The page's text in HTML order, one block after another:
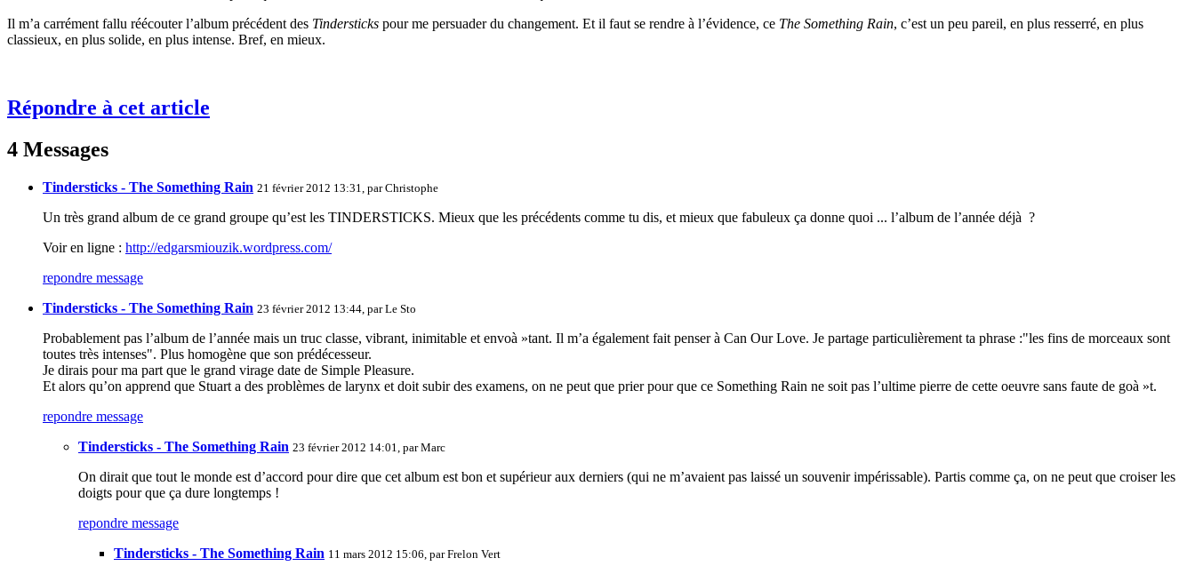
Il m’a carrément fallu réécouter l’album précédent des Tindersticks pour me persuader du changement. Et il faut se rendre à l’évidence, ce The Something Rain, c’est un peu pareil, en plus resserré, en plus
classieux, en plus solide, en plus intense. Bref, en mieux.
Répondre à cet article
4 Messages
Tindersticks - The Something Rain 21 février 2012 13:31, parChristophe
Un très grand album de ce grand groupe qu’est les TINDERSTICKS. Mieux que les précédents comme tu dis, et mieux que fabuleux ça donne quoi ... l’album de l’année déjà ?
Voir en ligne : http://edgarsmiouzik.wordpress.com/
repondre message
Tindersticks - The Something Rain 23 février 2012 13:44, parLe Sto
Probablement pas l’album de l’année mais un truc classe, vibrant, inimitable et envoà »tant. Il m’a également fait penser à Can Our Love. Je partage particulièrement ta phrase :"les fins de morceaux sont
toutes très intenses". Plus homogène que son prédécesseur.
Je dirais pour ma part que le grand virage date de Simple Pleasure.
Et alors qu’on apprend que Stuart a des problèmes de larynx et doit subir des examens, on ne peut que prier pour que ce Something Rain ne soit pas l’ultime pierre de cette oeuvre sans faute de goà »t.
repondre message
Tindersticks - The Something Rain 23 février 2012 14:01, parMarc
On dirait que tout le monde est d’accord pour dire que cet album est bon et supérieur aux derniers (qui ne m’avaient pas laissé un souvenir impérissable). Partis comme ça, on ne peut que croiser les
doigts pour que ça dure longtemps !
repondre message
Tindersticks - The Something Rain 11 mars 2012 15:06, parFrelon Vert